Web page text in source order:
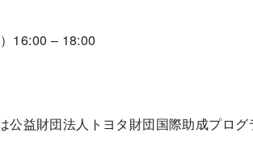
16:00 – 18:00
公益財団法人トヨタ財団国際助成プログ